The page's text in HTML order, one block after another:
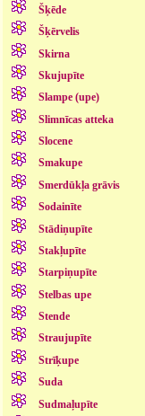
Šķēde
Šķērvelis
Skirna
Skujupīte
Slampe (upe)
Slimnīcas atteka
Slocene
Smakupe
Smerdūkļa grāvis
Sodainīte
Stādiņupīte
Stakļupīte
Starpiņupīte
Stelbas upe
Stende
Straujupīte
Strīķupe
Suda
Sudmaļupīte